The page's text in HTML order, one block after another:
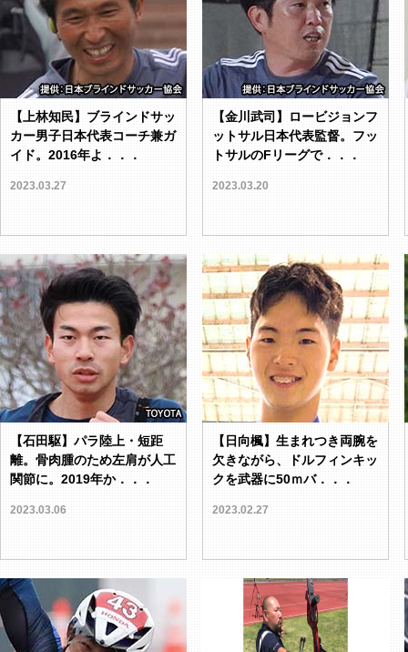
【上林知民】ブラインドサッ
カー男子日本代表コーチ兼ガ
イド。2016年よ．．．
2023.03.27
【金川武司】ロービジョンフ
ットサル日本代表監督。フッ
トサルのFリーグで．．．
2023.03.20
【石田駆】パラ陸上・短距
離。骨肉腫のため左肩が人工
関節に。2019年か．．．
2023.03.06
【日向楓】生まれつき両腕を
欠きながら、ドルフィンキッ
クを武器に50ｍバ．．．
2023.02.27